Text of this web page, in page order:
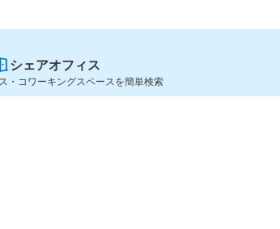
シェアオフィス
・コワーキングスペースを簡単検索